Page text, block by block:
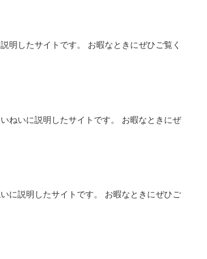
明したサイトです。 お暇なときにぜひご覧く
ねいに説明したサイトです。 お暇なときにぜ
に説明したサイトです。 お暇なときにぜひご